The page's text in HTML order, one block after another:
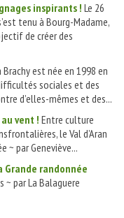
inspirants ! Le 26
tenu à Bourg-Madame,
de créer des
Brachy est née en 1998 en
sociales et des
d’elles-mêmes et des...
vent ! Entre culture
le Val d’Aran
~ par Geneviève...
Grande randonnée
~ par La Balaguere